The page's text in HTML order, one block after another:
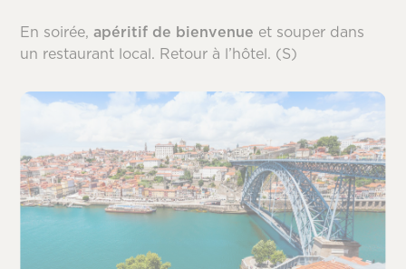
En soirée,apéritif de bienvenue et souper dans
un restaurant local. Retour à l’hôtel. (S)